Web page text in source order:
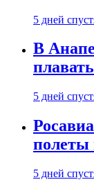
5 дней
В
5 дней
полеты
5 дней